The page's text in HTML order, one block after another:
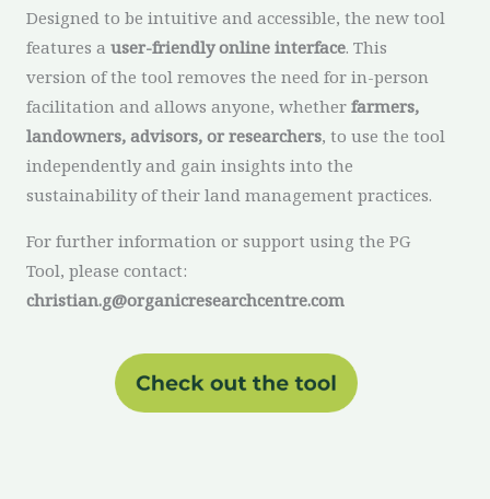
Designed to be intuitive and accessible, the new tool
features a user-friendly online interface. This
version of the tool removes the need for in-person
facilitation and allows anyone, whether farmers,
landowners, advisors, or researchers, to use the tool
independently and gain insights into the
sustainability of their land management practices.
For further information or support using the PG
Tool, please contact:
christian.g@organicresearchcentre.com